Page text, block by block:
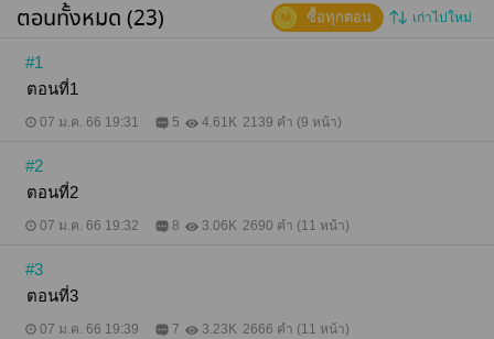
ตอนทั้งหมด (23) เก่าไปใหม่
ซื้อทุกตอน
#1
ตอนที่1
07 ม.ค. 66 19:31 5 4.61K 2139 คำ (9 หน้า)
#2
ตอนที่2
07 ม.ค. 66 19:32 8 3.06K 2690 คำ (11 หน้า)
#3
ตอนที่3
07 ม.ค. 66 19:39 7 3.23K 2666 คำ (11 หน้า)